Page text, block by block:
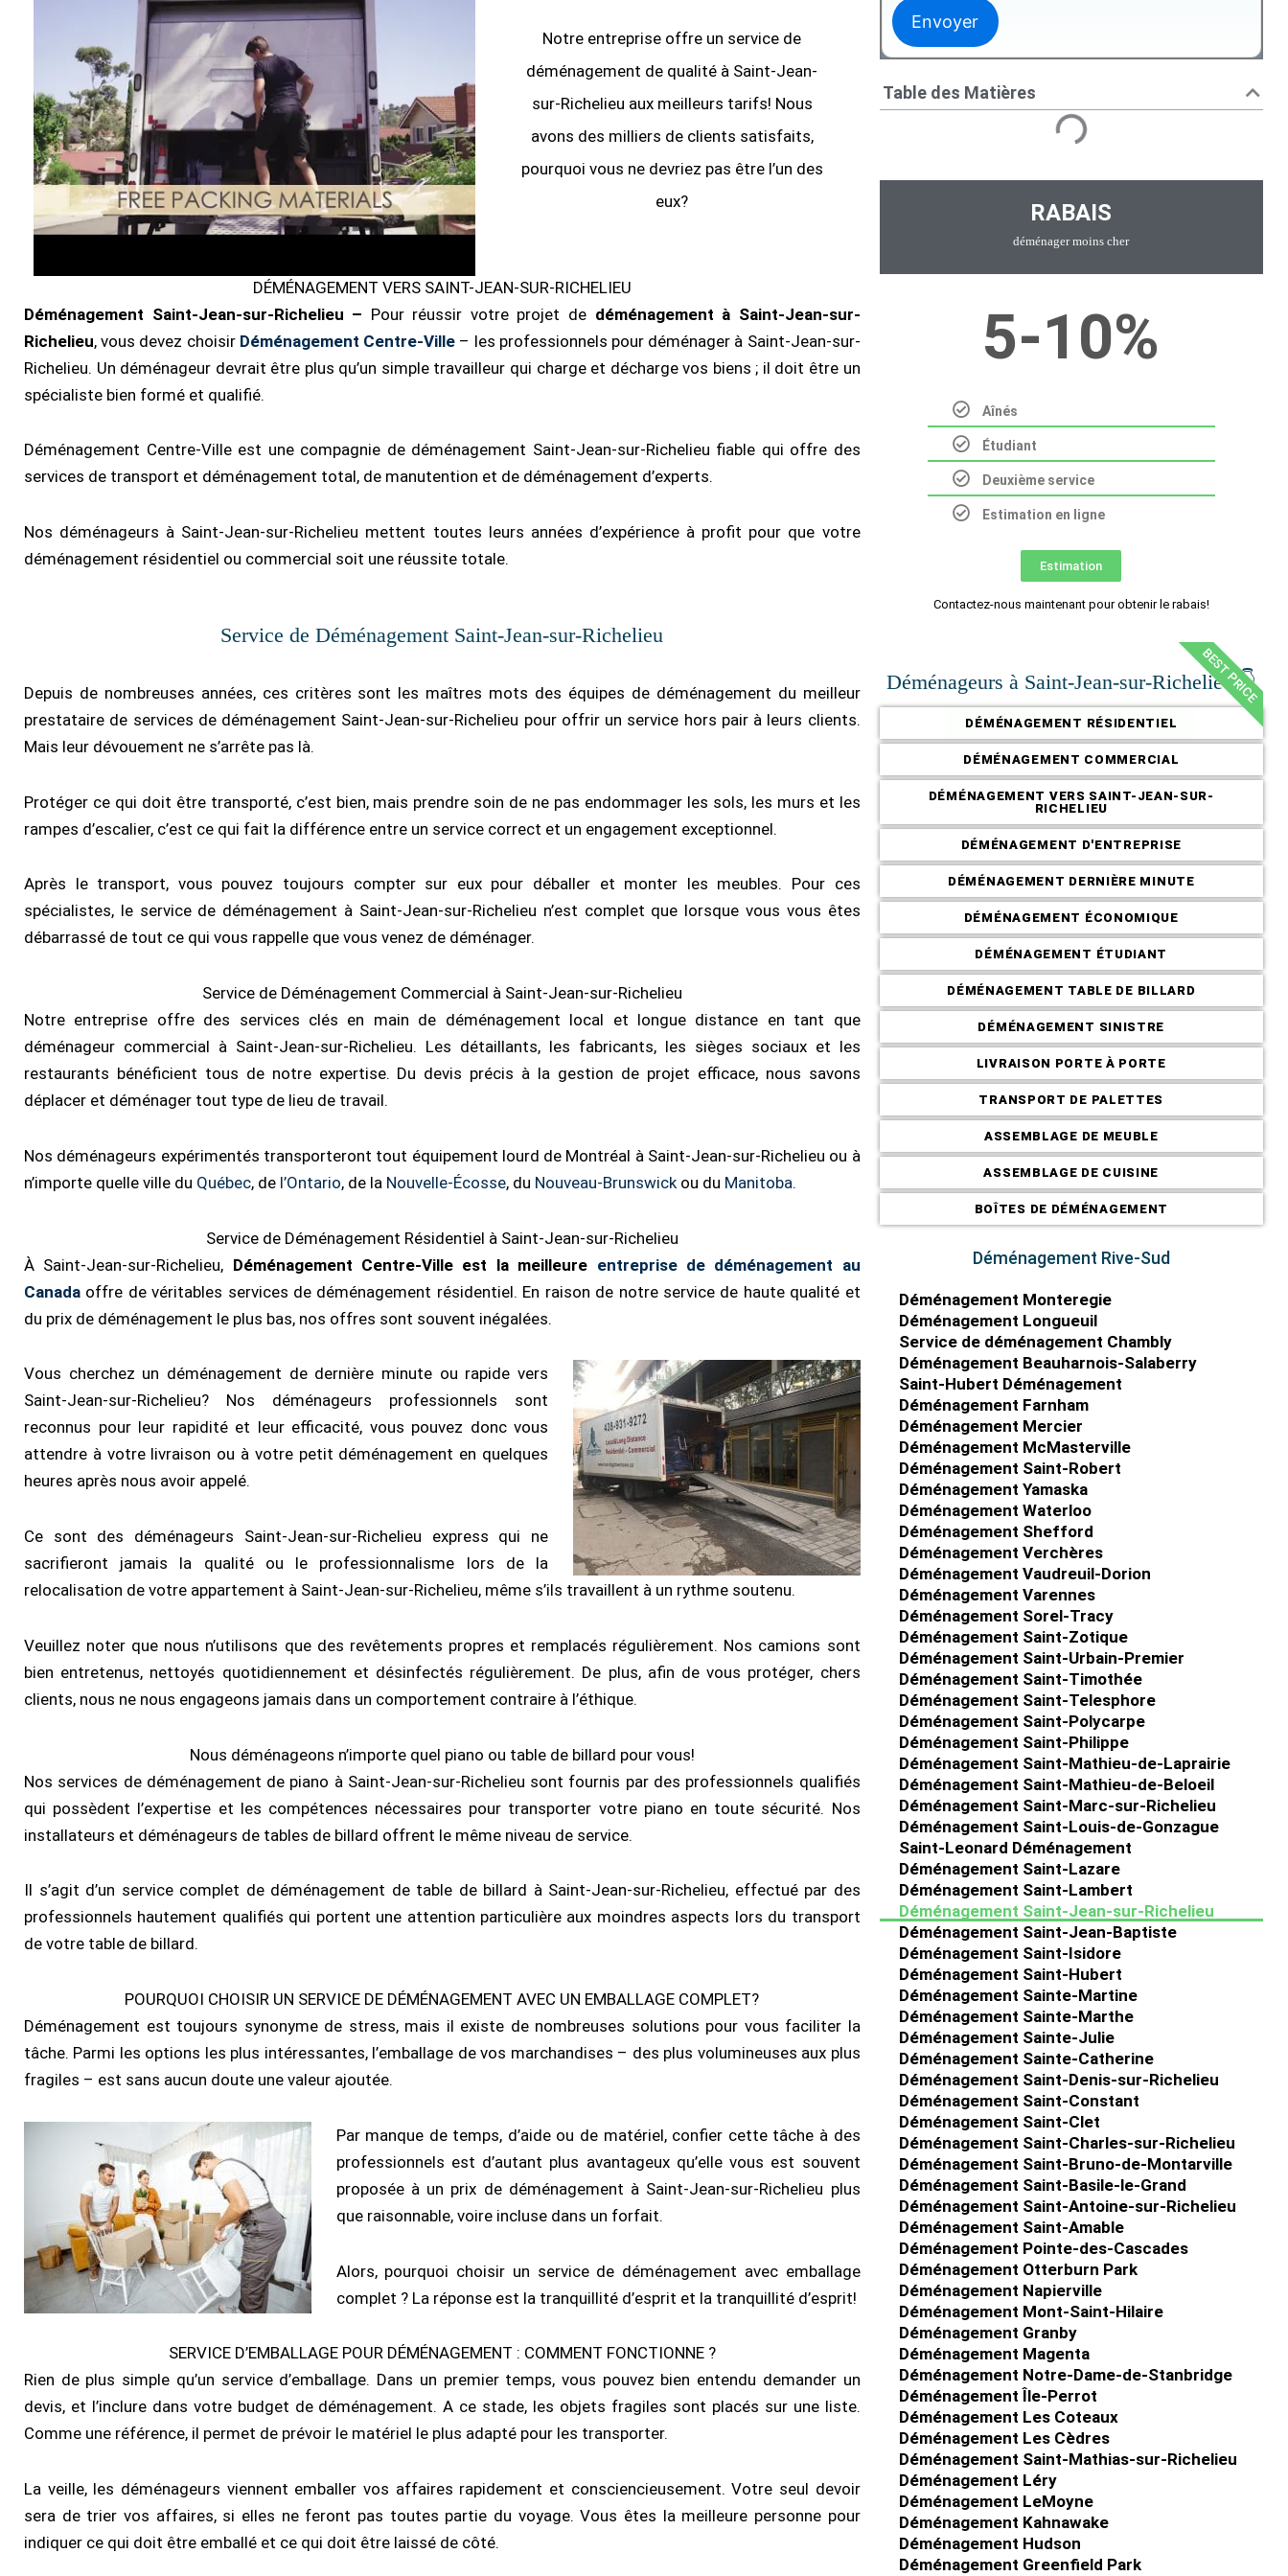
Notre entreprise offre un service de
déménagement de qualité à Saint-Jean-
sur-Richelieu aux meilleurs tarifs! Nous
avons des milliers de clients satisfaits,
pourquoi vous ne devriez pas être l’un des
eux?
DÉMÉNAGEMENT VERS SAINT-JEAN-SUR-RICHELIEU
Déménagement Saint-Jean-sur-Richelieu – Pour réussir votre projet de déménagement à Saint-Jean-sur-
Richelieu, vous devez choisir Déménagement Centre-Ville – les professionnels pour déménager à Saint-Jean-sur-
Richelieu. Un déménageur devrait être plus qu’un simple travailleur qui charge et décharge vos biens ; il doit être un
spécialiste bien formé et qualifié.
Déménagement Centre-Ville est une compagnie de déménagement Saint-Jean-sur-Richelieu fiable qui offre des
services de transport et déménagement total, de manutention et de déménagement d’experts.
Nos déménageurs à Saint-Jean-sur-Richelieu mettent toutes leurs années d’expérience à profit pour que votre
déménagement résidentiel ou commercial soit une réussite totale.
Service de Déménagement Saint-Jean-sur-Richelieu
Depuis de nombreuses années, ces critères sont les maîtres mots des équipes de déménagement du meilleur
prestataire de services de déménagement Saint-Jean-sur-Richelieu pour offrir un service hors pair à leurs clients.
Mais leur dévouement ne s’arrête pas là.
Protéger ce qui doit être transporté, c’est bien, mais prendre soin de ne pas endommager les sols, les murs et les
rampes d’escalier, c’est ce qui fait la différence entre un service correct et un engagement exceptionnel.
Après le transport, vous pouvez toujours compter sur eux pour déballer et monter les meubles. Pour ces
spécialistes, le service de déménagement à Saint-Jean-sur-Richelieu n’est complet que lorsque vous vous êtes
débarrassé de tout ce qui vous rappelle que vous venez de déménager.
Service de Déménagement Commercial à Saint-Jean-sur-Richelieu
Notre entreprise offre des services clés en main de déménagement local et longue distance en tant que
déménageur commercial à Saint-Jean-sur-Richelieu. Les détaillants, les fabricants, les sièges sociaux et les
restaurants bénéficient tous de notre expertise. Du devis précis à la gestion de projet efficace, nous savons
déplacer et déménager tout type de lieu de travail.
Nos déménageurs expérimentés transporteront tout équipement lourd de Montréal à Saint-Jean-sur-Richelieu ou à
n’importe quelle ville du Québec, de l’Ontario, de la Nouvelle-Écosse, du Nouveau-Brunswick ou du Manitoba.
Service de Déménagement Résidentiel à Saint-Jean-sur-Richelieu
À Saint-Jean-sur-Richelieu, Déménagement Centre-Ville est la meilleure entreprise de déménagement au
Canada offre de véritables services de déménagement résidentiel. En raison de notre service de haute qualité et
du prix de déménagement le plus bas, nos offres sont souvent inégalées.
Vous cherchez un déménagement de dernière minute ou rapide vers
Saint-Jean-sur-Richelieu? Nos déménageurs professionnels sont
reconnus pour leur rapidité et leur efficacité, vous pouvez donc vous
attendre à votre livraison ou à votre petit déménagement en quelques
heures après nous avoir appelé.
Ce sont des déménageurs Saint-Jean-sur-Richelieu express qui ne
sacrifieront jamais la qualité ou le professionnalisme lors de la
relocalisation de votre appartement à Saint-Jean-sur-Richelieu, même s’ils travaillent à un rythme soutenu.
Veuillez noter que nous n’utilisons que des revêtements propres et remplacés régulièrement. Nos camions sont
bien entretenus, nettoyés quotidiennement et désinfectés régulièrement. De plus, afin de vous protéger, chers
clients, nous ne nous engageons jamais dans un comportement contraire à l’éthique.
Nous déménageons n’importe quel piano ou table de billard pour vous!
Nos services de déménagement de piano à Saint-Jean-sur-Richelieu sont fournis par des professionnels qualifiés
qui possèdent l’expertise et les compétences nécessaires pour transporter votre piano en toute sécurité. Nos
installateurs et déménageurs de tables de billard offrent le même niveau de service.
Il s’agit d’un service complet de déménagement de table de billard à Saint-Jean-sur-Richelieu, effectué par des
professionnels hautement qualifiés qui portent une attention particulière aux moindres aspects lors du transport
de votre table de billard.
POURQUOI CHOISIR UN SERVICE DE DÉMÉNAGEMENT AVEC UN EMBALLAGE COMPLET?
Déménagement est toujours synonyme de stress, mais il existe de nombreuses solutions pour vous faciliter la
tâche. Parmi les options les plus intéressantes, l’emballage de vos marchandises – des plus volumineuses aux plus
fragiles – est sans aucun doute une valeur ajoutée.
Par manque de temps, d’aide ou de matériel, confier cette tâche à des
professionnels est d’autant plus avantageux qu’elle vous est souvent
proposée à un prix de déménagement à Saint-Jean-sur-Richelieu plus
que raisonnable, voire incluse dans un forfait.
Alors, pourquoi choisir un service de déménagement avec emballage
complet ? La réponse est la tranquillité d’esprit et la tranquillité d’esprit!
SERVICE D’EMBALLAGE POUR DÉMÉNAGEMENT : COMMENT FONCTIONNE ?
Rien de plus simple qu’un service d’emballage. Dans un premier temps, vous pouvez bien entendu demander un
devis, et l’inclure dans votre budget de déménagement. A ce stade, les objets fragiles sont placés sur une liste.
Comme une référence, il permet de prévoir le matériel le plus adapté pour les transporter.
La veille, les déménageurs viennent emballer vos affaires rapidement et consciencieusement. Votre seul devoir
sera de trier vos affaires, si elles ne feront pas toutes partie du voyage. Vous êtes la meilleure personne pour
indiquer ce qui doit être emballé et ce qui doit être laissé de côté.
Table des Matières
RABAIS
déménager moins cher
5-10%
Aînés
Étudiant
Deuxième service
Estimation en ligne
Estimation
Contactez-nous maintenant pour obtenir le rabais!
BEST PRICE
Déménageurs à Saint-Jean-sur-Richelieu 👇
DÉMÉNAGEMENT RÉSIDENTIEL
DÉMÉNAGEMENT COMMERCIAL
DÉMÉNAGEMENT VERS SAINT-JEAN-SUR-
RICHELIEU
DÉMÉNAGEMENT D'ENTREPRISE
DÉMÉNAGEMENT DERNIÈRE MINUTE
DÉMÉNAGEMENT ÉCONOMIQUE
DÉMÉNAGEMENT ÉTUDIANT
DÉMÉNAGEMENT TABLE DE BILLARD
DÉMÉNAGEMENT SINISTRE
LIVRAISON PORTE À PORTE
TRANSPORT DE PALETTES
ASSEMBLAGE DE MEUBLE
ASSEMBLAGE DE CUISINE
BOÎTES DE DÉMÉNAGEMENT
Déménagement Rive-Sud
Déménagement Monteregie
Déménagement Longueuil
Service de déménagement Chambly
Déménagement Beauharnois-Salaberry
Saint-Hubert Déménagement
Déménagement Farnham
Déménagement Mercier
Déménagement McMasterville
Déménagement Saint-Robert
Déménagement Yamaska
Déménagement Waterloo
Déménagement Shefford
Déménagement Verchères
Déménagement Vaudreuil-Dorion
Déménagement Varennes
Déménagement Sorel-Tracy
Déménagement Saint-Zotique
Déménagement Saint-Urbain-Premier
Déménagement Saint-Timothée
Déménagement Saint-Telesphore
Déménagement Saint-Polycarpe
Déménagement Saint-Philippe
Déménagement Saint-Mathieu-de-Laprairie
Déménagement Saint-Mathieu-de-Beloeil
Déménagement Saint-Marc-sur-Richelieu
Déménagement Saint-Louis-de-Gonzague
Saint-Leonard Déménagement
Déménagement Saint-Lazare
Déménagement Saint-Lambert
Déménagement Saint-Jean-sur-Richelieu
Déménagement Saint-Jean-Baptiste
Déménagement Saint-Isidore
Déménagement Saint-Hubert
Déménagement Sainte-Martine
Déménagement Sainte-Marthe
Déménagement Sainte-Julie
Déménagement Sainte-Catherine
Déménagement Saint-Denis-sur-Richelieu
Déménagement Saint-Constant
Déménagement Saint-Clet
Déménagement Saint-Charles-sur-Richelieu
Déménagement Saint-Bruno-de-Montarville
Déménagement Saint-Basile-le-Grand
Déménagement Saint-Antoine-sur-Richelieu
Déménagement Saint-Amable
Déménagement Pointe-des-Cascades
Déménagement Otterburn Park
Déménagement Napierville
Déménagement Mont-Saint-Hilaire
Déménagement Granby
Déménagement Magenta
Déménagement Notre-Dame-de-Stanbridge
Déménagement Île-Perrot
Déménagement Les Coteaux
Déménagement Les Cèdres
Déménagement Saint-Mathias-sur-Richelieu
Déménagement Léry
Déménagement LeMoyne
Déménagement Kahnawake
Déménagement Hudson
Déménagement Greenfield Park